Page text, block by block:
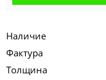
Наличие
Фактура
Толщина